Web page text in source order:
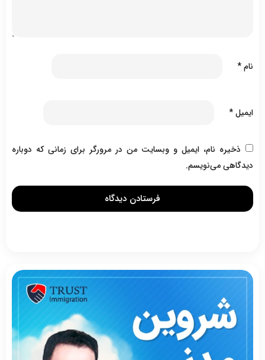
نام*
ایمیل*
ذخیره نام، ایمیل و وبسایت من در مرورگر برای زمانی که دوباره
دیدگاهی می‌نویسم.